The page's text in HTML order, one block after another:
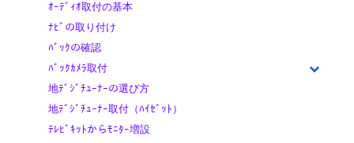
ｵｰﾃﾞｨｵ取付の基本
ﾅﾋﾞの取り付け
ﾊﾞｯｸの確認
ﾊﾞｯｸｶﾒﾗ取付
地ﾃﾞｼﾞﾁｭｰﾅｰの選び方
地ﾃﾞｼﾞﾁｭｰﾅｰ取付（ﾊｲｾﾞｯﾄ）
ﾃﾚﾋﾞｷｯﾄからﾓﾆﾀｰ増設